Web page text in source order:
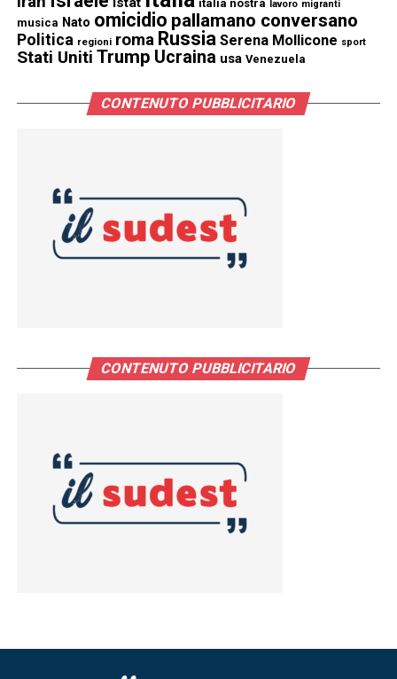
italia nostra lavoro migranti
musica Nato omicidio pallamano conversano
Politica regioni roma Russia Serena Mollicone sport
Stati Uniti Trump Ucraina usa Venezuela
CONTENUTO PUBBLICITARIO
CONTENUTO PUBBLICITARIO